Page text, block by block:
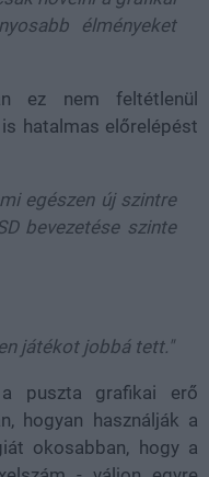
élményeket
ez nem feltétlenül
hatalmas előrelépést
egészen új szintre
bevezetése szinte
játékot jobbá tett."
puszta grafikai erő
hogyan használják a
okosabban, hogy a